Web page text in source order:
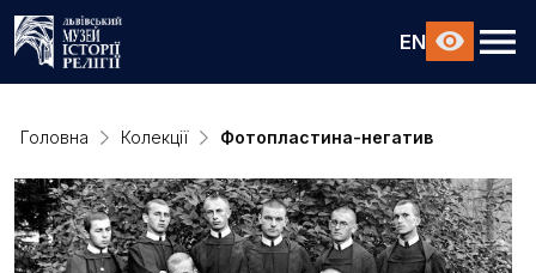
EN
Головна Колекції Фотопластина-негатив